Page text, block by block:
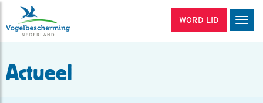
WORD LID
Actueel